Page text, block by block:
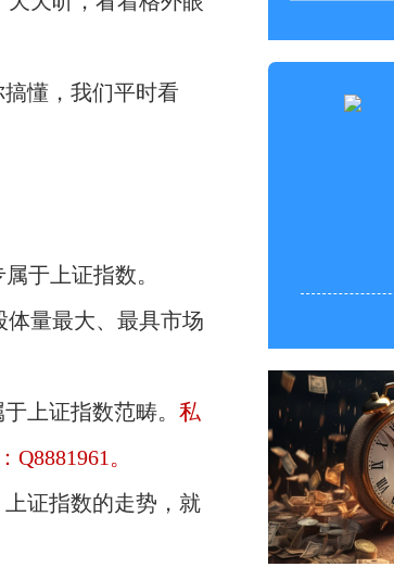
懂，我们平时看
于上证指数。
体量最大、最具市场
上证指数范畴。 私
。
证指数的走势，就